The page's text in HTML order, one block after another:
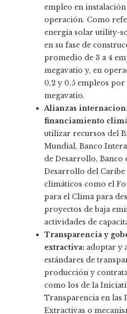
empleo en
operación. Como
energía solar utility-
en su fase de
promedio de 3 a 4
megavatio y, en
0,2 y 0,5 empleos por
megavatio.
Alianzas
financiamiento
utilizar recursos del
Mundial, Banco
de Desarrollo, Banco
Desarrollo del Caribe
climáticos como el
para el Clima para
proyectos de baja
actividades de
Transparencia y
extractiva: adoptar y
estándares de
producción y
como los de la
Transparencia en las
Extractivas o